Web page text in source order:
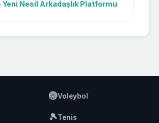
Yeni Nesil Arkadaşlık Platformu
🏐Voleybol
🎾Tenis